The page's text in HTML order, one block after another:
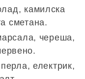
камилска
сметана.
череша,
електрик,